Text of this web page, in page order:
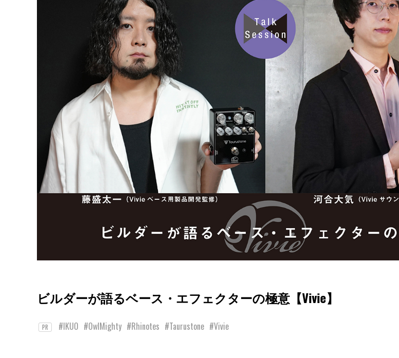
ビルダーが語るベース・エフェクターの極意【Vivie】
PR #IKUO #OwlMighty #Rhinotes #Taurustone #Vivie